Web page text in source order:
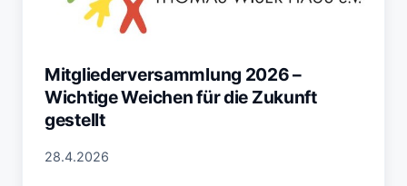
Mitgliederversammlung 2026 –
Wichtige Weichen für die Zukunft
gestellt
28.4.2026